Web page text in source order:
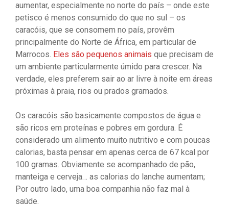
aumentar, especialmente no norte do país – onde este
petisco é menos consumido do que no sul – os
caracóis, que se consomem no país, provêm
principalmente do Norte de África, em particular de
Marrocos. Eles são pequenos animais que precisam de
um ambiente particularmente úmido para crescer. Na
verdade, eles preferem sair ao ar livre à noite em áreas
próximas à praia, rios ou prados gramados.
Os caracóis são basicamente compostos de água e
são ricos em proteínas e pobres em gordura. É
considerado um alimento muito nutritivo e com poucas
calorias, basta pensar em apenas cerca de 67 kcal por
100 gramas. Obviamente se acompanhado de pão,
manteiga e cerveja… as calorias do lanche aumentam;
Por outro lado, uma boa companhia não faz mal à
saúde.